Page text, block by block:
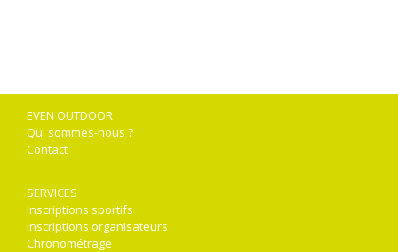
EVEN OUTDOOR
Qui sommes-nous ?
Contact
SERVICES
Inscriptions sportifs
Inscriptions organisateurs
Chronométrage